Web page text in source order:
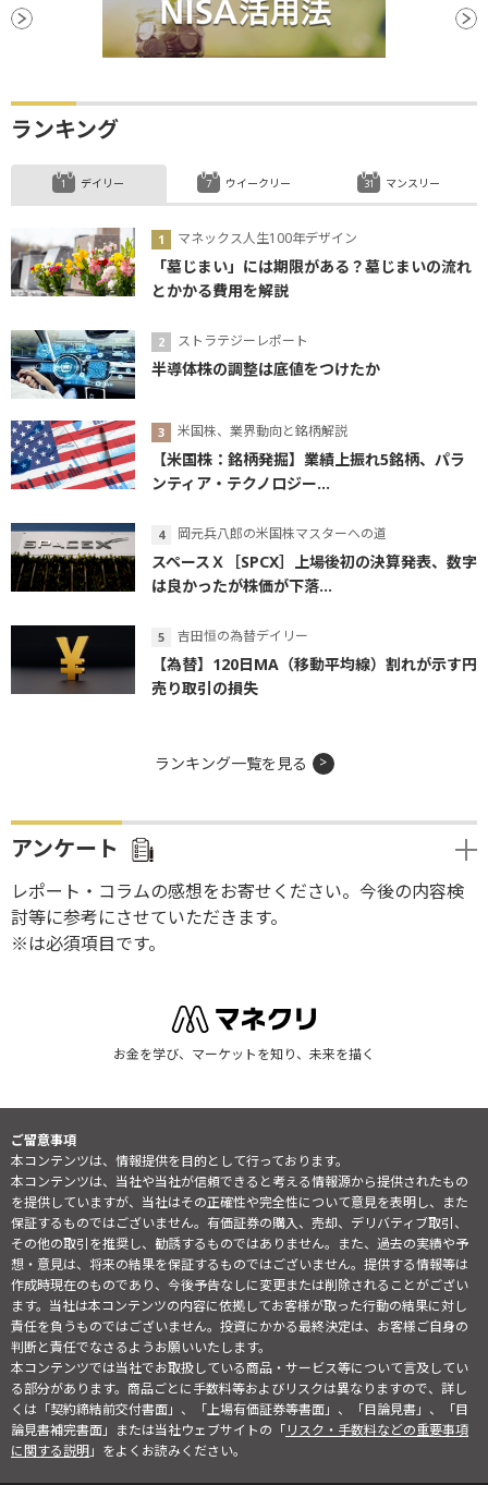
ランキング
デイリー
マネックス人生100年デザイン
「墓じまい」には期限がある？墓じまいの流れ
とかかる費用を解説
ストラテジーレポート
半導体株の調整は底値をつけたか
米国株、業界動向と銘柄解説
【米国株：銘柄発掘】業績上振れ5銘柄、パラ
ンティア・テクノロジー...
岡元兵八郎の米国株マスターへの道
スペースＸ［SPCX］上場後初の決算発表、数字
は良かったが株価が下落...
吉田恒の為替デイリー
【為替】120日MA（移動平均線）割れが示す円
売り取引の損失
ウイークリー マンスリー
ランキング一覧を見る
アンケート
レポート・コラムの感想をお寄せください。今後の内容検
討等に参考にさせていただきます。
※は必須項目です。
お金を学び、マーケットを知り、未来を描く
ご留意事項
本コンテンツは、情報提供を目的として行っております。
本コンテンツは、当社や当社が信頼できると考える情報源から提供されたもの
を提供していますが、当社はその正確性や完全性について意見を表明し、また
保証するものではございません。有価証券の購入、売却、デリバティブ取引、
その他の取引を推奨し、勧誘するものではありません。また、過去の実績や予
想・意見は、将来の結果を保証するものではございません。提供する情報等は
作成時現在のものであり、今後予告なしに変更または削除されることがござい
ます。当社は本コンテンツの内容に依拠してお客様が取った行動の結果に対し
責任を負うものではございません。投資にかかる最終決定は、お客様ご自身の
判断と責任でなさるようお願いいたします。
本コンテンツでは当社でお取扱している商品・サービス等について言及してい
る部分があります。商品ごとに手数料等およびリスクは異なりますので、詳し
くは「契約締結前交付書面」、「上場有価証券等書面」、「目論見書」、「目
論見書補完書面」または当社ウェブサイトの「リスク・手数料などの重要事項
に関する説明」をよくお読みください。